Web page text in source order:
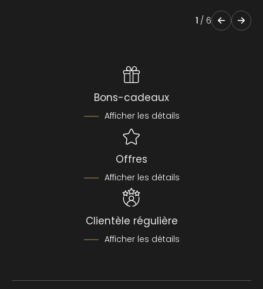
1 / 6
Bons-cadeaux
Afficher les détails
Offres
Afficher les détails
Clientèle régulière
Afficher les détails